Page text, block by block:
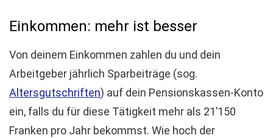
Einkommen: mehr ist besser
Von deinem Einkommen zahlen du und dein
Arbeitgeber jährlich Sparbeiträge (sog.
Altersgutschriften) auf dein Pensionskassen-Konto
ein, falls du für diese Tätigkeit mehr als 21’150
Franken pro Jahr bekommst. Wie hoch der